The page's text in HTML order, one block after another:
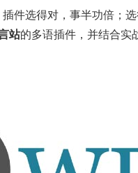
插件选得对，事半功倍；
站的多语插件，并结合实